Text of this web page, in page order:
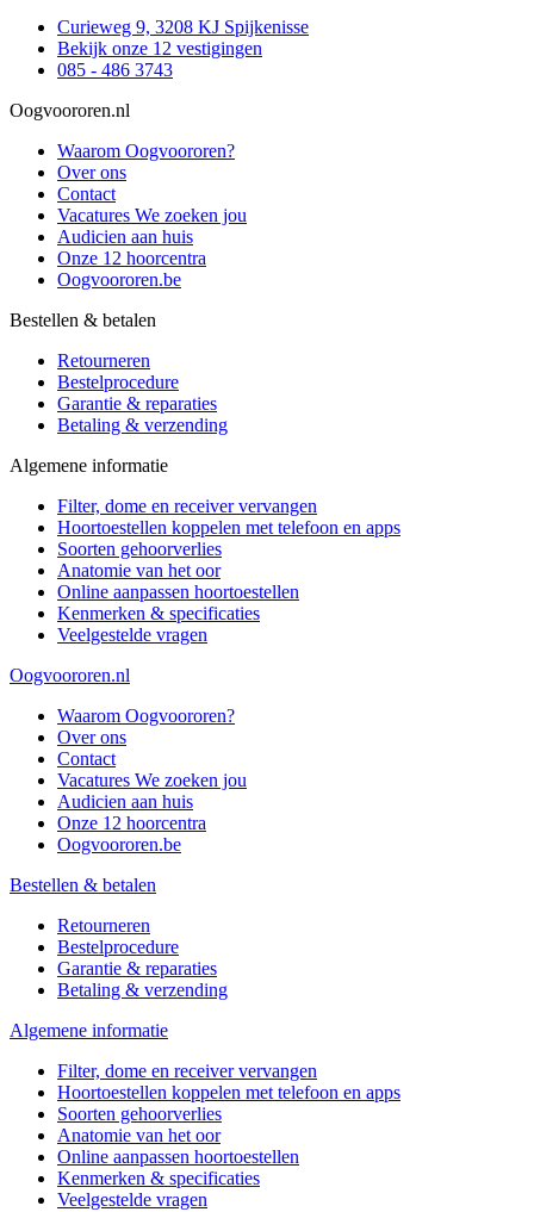
Curieweg 9, 3208 KJ Spijkenisse
Bekijk onze 12 vestigingen
085 - 486 3743
Oogvoororen.nl
Waarom Oogvoororen?
Over ons
Contact
Vacatures We zoeken jou
Audicien aan huis
Onze 12 hoorcentra
Oogvoororen.be
Bestellen & betalen
Retourneren
Bestelprocedure
Garantie & reparaties
Betaling & verzending
Algemene informatie
Filter, dome en receiver vervangen
Hoortoestellen koppelen met telefoon en apps
Soorten gehoorverlies
Anatomie van het oor
Online aanpassen hoortoestellen
Kenmerken & specificaties
Veelgestelde vragen
Oogvoororen.nl
Waarom Oogvoororen?
Over ons
Contact
Vacatures We zoeken jou
Audicien aan huis
Onze 12 hoorcentra
Oogvoororen.be
Bestellen & betalen
Retourneren
Bestelprocedure
Garantie & reparaties
Betaling & verzending
Algemene informatie
Filter, dome en receiver vervangen
Hoortoestellen koppelen met telefoon en apps
Soorten gehoorverlies
Anatomie van het oor
Online aanpassen hoortoestellen
Kenmerken & specificaties
Veelgestelde vragen